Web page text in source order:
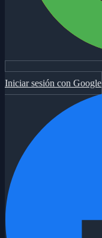
Iniciar sesión con Google